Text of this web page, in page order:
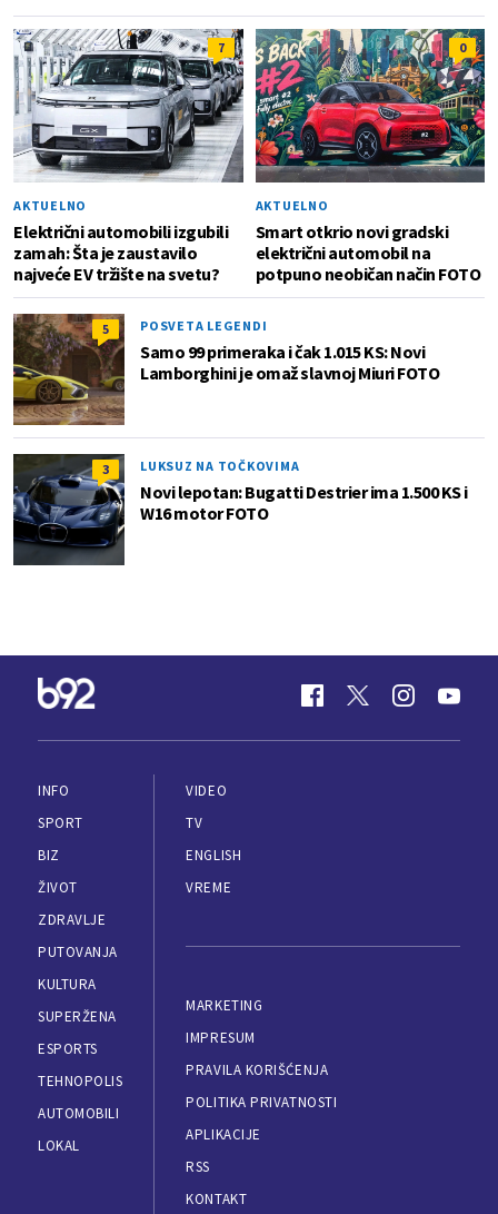
7
AKTUELNO
Električni automobili izgubili
zamah: Šta je zaustavilo
najveće EV tržište na svetu?
0
AKTUELNO
Smart otkrio novi gradski
električni automobil na
potpuno neobičan način FOTO
5 POSVETA LEGENDI
Samo 99 primeraka i čak 1.015 KS: Novi
Lamborghini je omaž slavnoj Miuri FOTO
3 LUKSUZ NA TOČKOVIMA
Novi lepotan: Bugatti Destrier ima 1.500 KS i
W16 motor FOTO
INFO
SPORT
BIZ
ŽIVOT
ZDRAVLJE
PUTOVANJA
KULTURA
SUPERŽENA
ESPORTS
TEHNOPOLIS
AUTOMOBILI
LOKAL
VIDEO
TV
ENGLISH
VREME
MARKETING
IMPRESUM
PRAVILA KORIŠĆENJA
POLITIKA PRIVATNOSTI
APLIKACIJE
RSS
KONTAKT